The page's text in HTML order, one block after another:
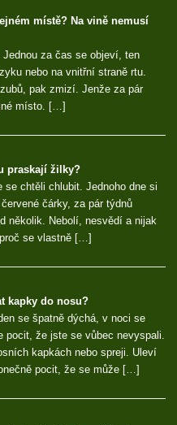
místě? Na vině nemusí
za čas se objeví, ten
nebo na vnitřní straně rtu.
pak zmizí. Jenže za pár
místo. […]
praskají žilky?
chtěli chlubit. Jednoho dne si
čárky, za pár týdnů
několik. Nebolí, nesvědí a nijak
se vlastně […]
kapky do nosu?
se špatně dýchá, v noci se
pocit, že jste se vůbec nevyspali.
kapkách nebo spreji. Uleví
pocit, že se může […]